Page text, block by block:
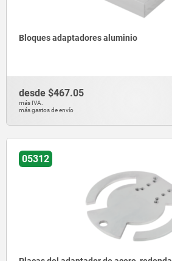
Bloques adaptadores aluminio
desde $467.05
más IVA.
más gastos de envío
05312